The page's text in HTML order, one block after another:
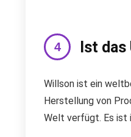
Ist
Willson ist ein
Herstellung von
Welt verfügt. Es ist